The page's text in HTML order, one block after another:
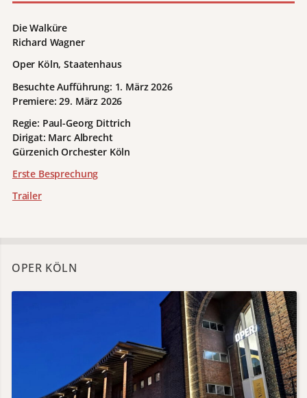
Die Walküre
Richard Wagner
Oper Köln, Staatenhaus
Besuchte Aufführung: 1. März 2026
Premiere: 29. März 2026
Regie: Paul-Georg Dittrich
Dirigat: Marc Albrecht
Gürzenich Orchester Köln
Erste Besprechung
Trailer
OPER KÖLN